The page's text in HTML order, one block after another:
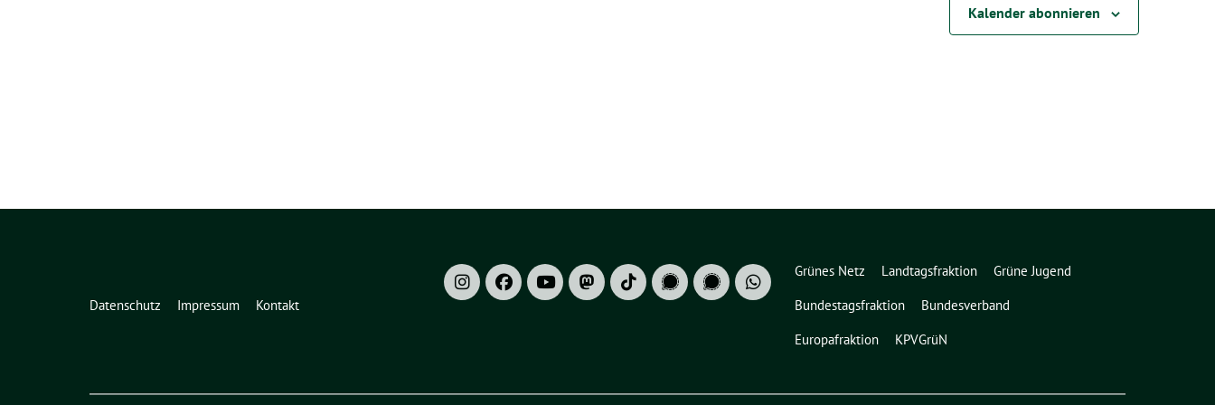
Kalender abonnieren
Datenschutz Impressum Kontakt
Grünes Netz Landtagsfraktion
Grüne Jugend
Bundestagsfraktion
Bundesverband
Europafraktion
KPVGrüN